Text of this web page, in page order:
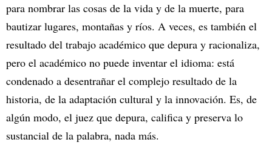
para nombrar las cosas de la vida y de la muerte, para
bautizar lugares, montañas y ríos. A veces, es también el
resultado del trabajo académico que depura y racionaliza,
pero el académico no puede inventar el idioma: está
condenado a desentrañar el complejo resultado de la
historia, de la adaptación cultural y la innovación. Es, de
algún modo, el juez que depura, califica y preserva lo
sustancial de la palabra, nada más.